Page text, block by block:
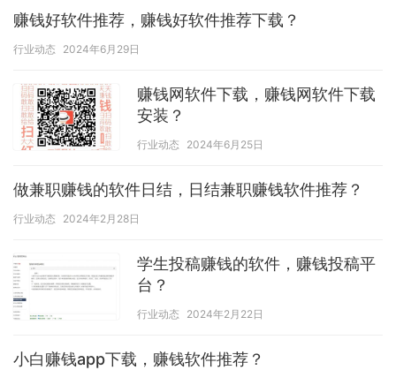
赚钱好软件推荐，赚钱好软件推荐下载？
行业动态 2024年6月29日
赚钱网软件下载，赚钱网软件下载
安装？
行业动态 2024年6月25日
做兼职赚钱的软件日结，日结兼职赚钱软件推荐？
行业动态 2024年2月28日
学生投稿赚钱的软件，赚钱投稿平
台？
行业动态 2024年2月22日
小白赚钱app下载，赚钱软件推荐？